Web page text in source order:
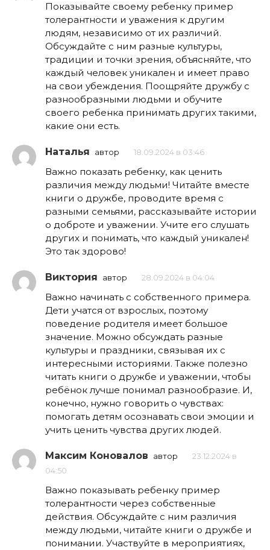
Показывайте своему ребенку пример
толерантности и уважения к другим
людям, независимо от их различий.
Обсуждайте с ним разные культуры,
традиции и точки зрения, объясняйте, что
каждый человек уникален и имеет право
на свои убеждения. Поощряйте дружбу с
разнообразными людьми и обучите
своего ребенка принимать других такими,
какие они есть.
Наталья автор 18.09.2024 в 03:46
Важно показать ребенку, как ценить
различия между людьми! Читайте вместе
книги о дружбе, проводите время с
разными семьями, рассказывайте истории
о доброте и уважении. Учите его слушать
других и понимать, что каждый уникален!
Это так здорово!
Виктория автор 28.09.2024 в 04:04
Важно начинать с собственного примера.
Дети учатся от взрослых, поэтому
поведение родителя имеет большое
значение. Можно обсуждать разные
культуры и праздники, связывая их с
интересными историями. Также полезно
читать книги о дружбе и уважении, чтобы
ребёнок лучше понимал разнообразие. И,
конечно, нужно говорить о чувствах:
помогать детям осознавать свои эмоции и
учить ценить чувства других людей.
Максим Коновалов автор
23.12.2024 в
04:50
Важно показывать ребенку пример
толерантности через собственные
действия. Обсуждайте с ним различия
между людьми, читайте книги о дружбе и
понимании. Участвуйте в мероприятиях,